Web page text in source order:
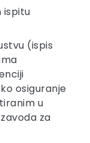
ispitu
(ispis
osiguranje
u
za